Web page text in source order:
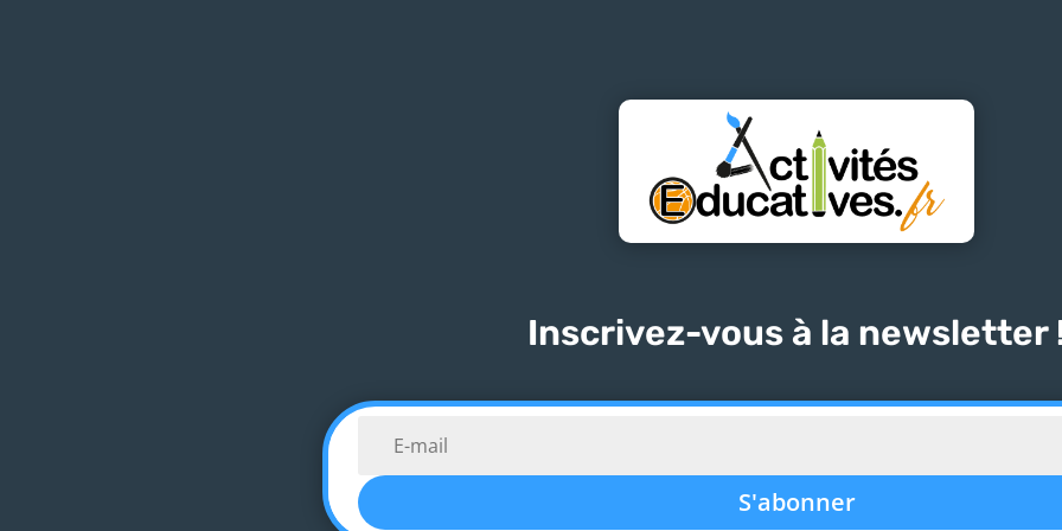
Inscrivez-vous à la newsletter
S'abonner